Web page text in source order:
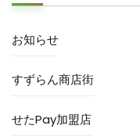
お知らせ
すずらん商店街
せたPay加盟店